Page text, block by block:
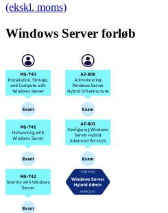
(ekskl. moms)
Windows Server forløb